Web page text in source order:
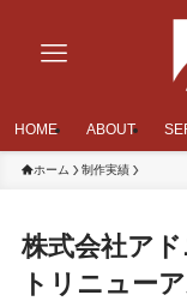
HOME ABOUT
ホーム 制作実績
株式会社ア
トリニュー